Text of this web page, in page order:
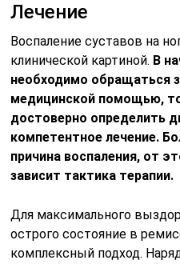
Лечение
Воспаление суставов на
клинической картиной. В
необходимо обращаться
медицинской помощью,
достоверно определить
компетентное лечение.
причина воспаления, от
зависит тактика терапии.
Для максимального
острого состояние в
комплексный подход.